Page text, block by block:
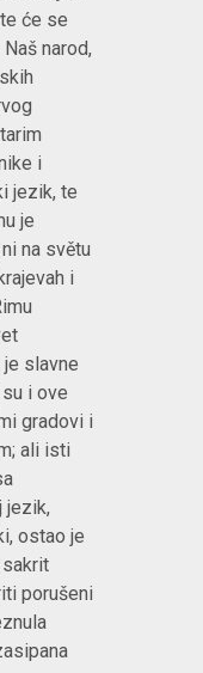
će se
narod,
i
jezik, te
je
na světu
i
je slavne
i ove
gradovi i
ali isti
jezik,
ostao je
porušeni